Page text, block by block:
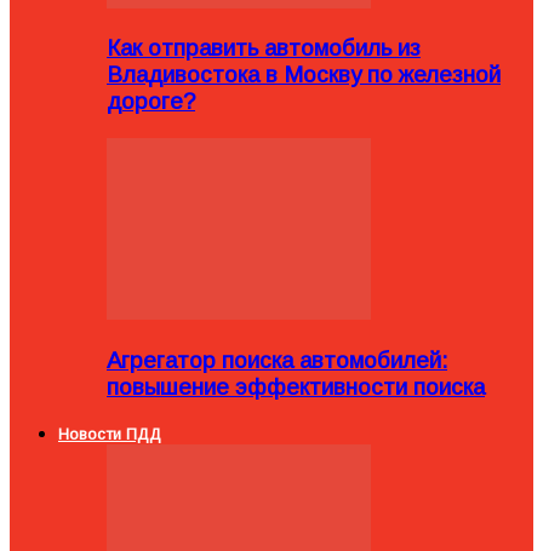
Как отправить автомобиль из
Владивостока в Москву по железной
дороге?
Агрегатор поиска автомобилей:
повышение эффективности поиска
Новости ПДД